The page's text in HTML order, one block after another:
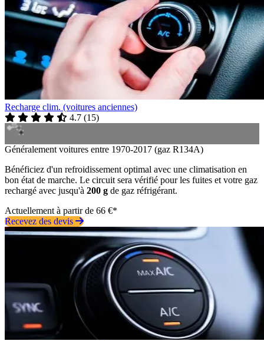
Recharge clim. (voitures anciennes)
4.7 (15)
Généralement voitures entre 1970-2017 (gaz R134A)
Bénéficiez d'un refroidissement optimal avec une climatisation en
bon état de marche. Le circuit sera vérifié pour les fuites et votre gaz
rechargé avec jusqu'à 200 g de gaz réfrigérant.
Actuellement à partir de 66 €*
Recevez des devis